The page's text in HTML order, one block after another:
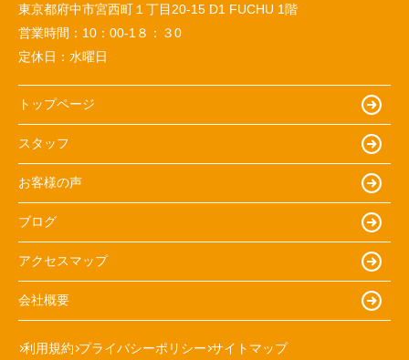
東京都府中市宮西町１丁目20-15 D1 FUCHU 1階
営業時間： 10：00-1８：３0
定休日： 水曜日
トップページ
スタッフ
お客様の声
ブログ
アクセスマップ
会社概要
利用規約 プライバシーポリシー サイトマップ